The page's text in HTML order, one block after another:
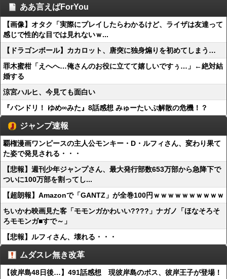
ああ言えばForYou
【画像】オタク「実際にプレイしたらわかるけど、ライザは友達って
感じで性的な目では見れないｗ...
【ドラゴンボール】カカロット、唐突に独身煽りを初めてしまう…
罪木蜜柑「えへへ…俺さんのお役に立てて嬉しいですぅ…」←絶対結
婚する
涼宮ハルヒ、今見ても面白い
『バンドリ！ ゆめ∞みた』8話感想 みゅーたいぷ解散の危機！？
ジャンプ速報
覇権漫画ワンピースの主人公モンキー・D・ルフィさん、変わり果て
た姿で発見される・・・
【悲報】週刊少年ジャンプさん、最大発行部数653万部から急降下で
ついに100万部を割ってし...
【超朗報】Amazonで「GANTZ」が全巻100円ｗｗｗｗｗｗｗｗｗｗ
ちいかわ映画見た客「モモンガかわいい????」ナガノ「ほなそろそ
ろモモンガ■すで～」
【悲報】ルフィさん、壊れる・・・
ムダスレ無き改革
【彼岸島48日後…】491話感想 現彼岸島のボス、彼岸王子が登場！